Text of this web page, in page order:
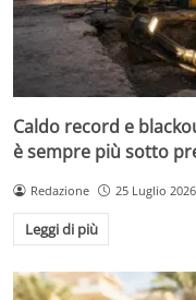
Caldo record e
è sempre più sotto
Redazione 25 Luglio 2026
Leggi di più